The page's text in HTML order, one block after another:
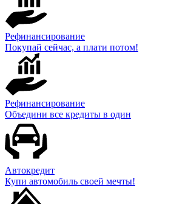
Рефинансирование
Покупай сейчас, а плати потом!
Рефинансирование
Объедини все кредиты в один
Автокредит
Купи автомобиль своей мечты!